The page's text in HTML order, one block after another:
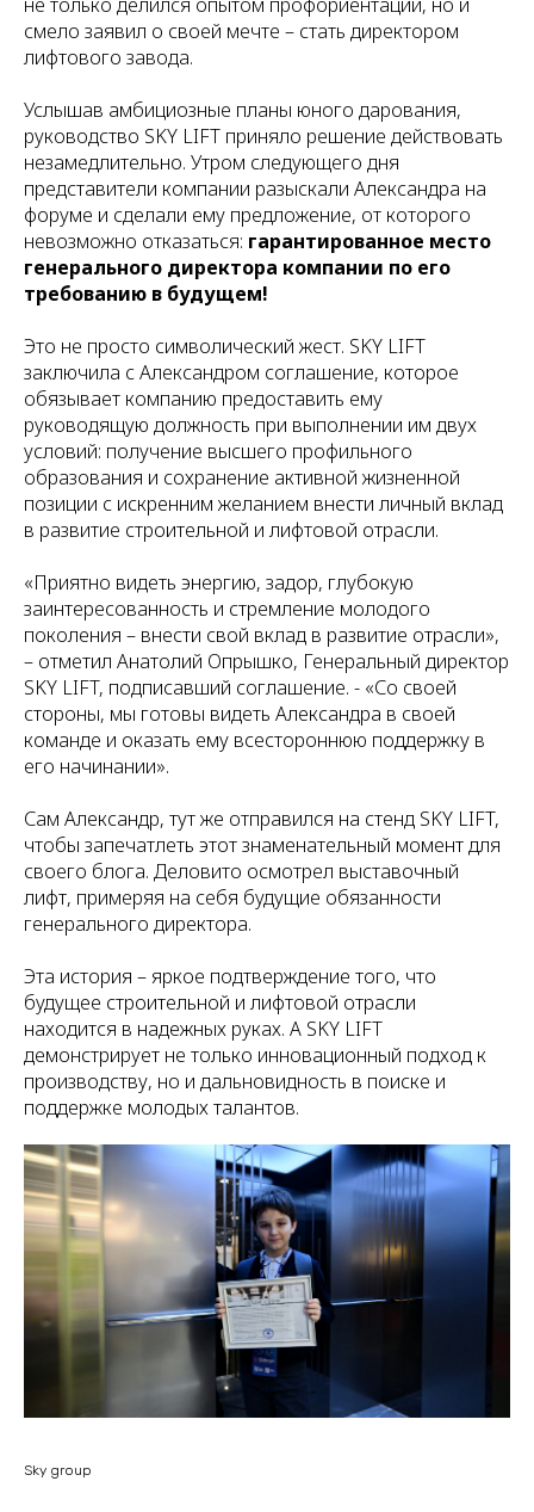
смело заявил о своей мечте – стать директором
лифтового завода.
Услышав амбициозные планы юного дарования,
руководство SKY LIFT приняло решение действовать
незамедлительно. Утром следующего дня
представители компании разыскали Александра на
форуме и сделали ему предложение, от которого
невозможно отказаться: гарантированное место
генерального директора компании по его
требованию в будущем!
Это не просто символический жест. SKY LIFT
заключила с Александром соглашение, которое
обязывает компанию предоставить ему
руководящую должность при выполнении им двух
условий: получение высшего профильного
образования и сохранение активной жизненной
позиции с искренним желанием внести личный вклад
в развитие строительной и лифтовой отрасли.
«Приятно видеть энергию, задор, глубокую
заинтересованность и стремление молодого
поколения – внести свой вклад в развитие отрасли»,
– отметил Анатолий Опрышко, Генеральный директор
SKY LIFT, подписавший соглашение. - «Со своей
стороны, мы готовы видеть Александра в своей
команде и оказать ему всестороннюю поддержку в
его начинании».
Сам Александр, тут же отправился на стенд SKY LIFT,
чтобы запечатлеть этот знаменательный момент для
своего блога. Деловито осмотрел выставочный
лифт, примеряя на себя будущие обязанности
генерального директора.
Эта история – яркое подтверждение того, что
будущее строительной и лифтовой отрасли
находится в надежных руках. А SKY LIFT
демонстрирует не только инновационный подход к
производству, но и дальновидность в поиске и
поддержке молодых талантов.
Sky group